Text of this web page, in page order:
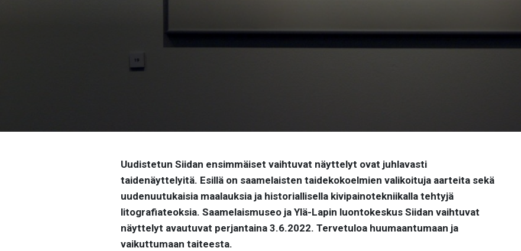
Uudistetun Siidan ensimmäiset vaihtuvat näyttelyt ovat juhlavasti
taidenäyttelyitä. Esillä on saamelaisten taidekokoelmien valikoituja aarteita sekä
uudenuutukaisia maalauksia ja historiallisella kivipainotekniikalla tehtyjä
litografiateoksia. Saamelaismuseo ja Ylä-Lapin luontokeskus Siidan vaihtuvat
näyttelyt avautuvat perjantaina 3.6.2022. Tervetuloa huumaantumaan ja
vaikuttumaan taiteesta.